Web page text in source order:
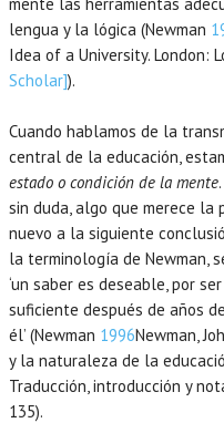
lengua y la lógica (Newman
Idea of a University. London:
Scholar]).
Cuando hablamos de la
central de la educación,
estado o condición de la mente
sin duda, algo que merece la
nuevo a la siguiente
la terminología de Newman,
‘un saber es deseable, por
suficiente después de años
él’ (Newman 1996Newman,
y la naturaleza de la
Traducción, introducción y
135).